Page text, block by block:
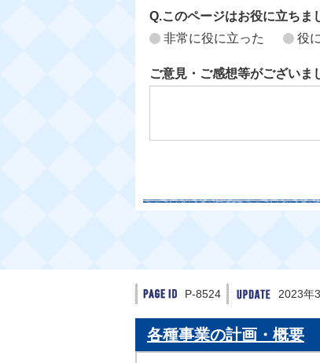
Q.このページはお役に立ちま
非常に役に立った
役
ご意見・ご感想等がございま
P-8524 2023年
各種事業の計画・概要